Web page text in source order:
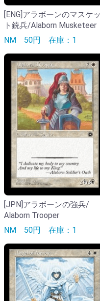
[ENG]アラボーンのマスケッ
ト銃兵/Alaborn Musketeer
NM 50円 在庫：1
[JPN]アラボーンの強兵/
Alaborn Trooper
NM 50円 在庫：1